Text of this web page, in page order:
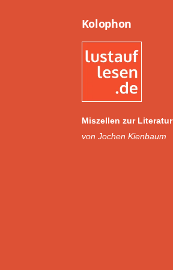
Kolophon
Miszellen zur Literatur
von Jochen Kienbaum